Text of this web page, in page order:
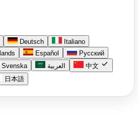
Deutsch
Italiano
Español
Русский
Svenska العربية 中文 check
日本語